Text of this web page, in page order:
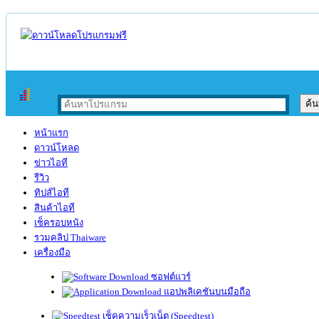
หน้าแรก
ดาวน์โหลด
ข่าวไอที
รีวิว
ทิปส์ไอที
สินค้าไอที
เช็ครอบหนัง
รวมคลิป Thaiware
เครื่องมือ
ซอฟต์แวร์
แอปพลิเคชันบนมือถือ
เช็คความเร็วเน็ต (Speedtest)